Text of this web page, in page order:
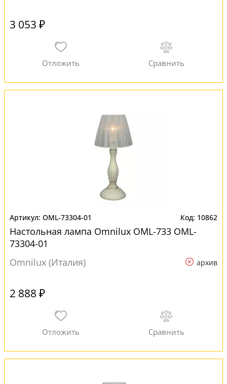
3 053 ₽
OML-73304-01 10862
Настольная лампа Omnilux OML-733 OML-
73304-01
Omnilux (Италия)
архив
2 888 ₽